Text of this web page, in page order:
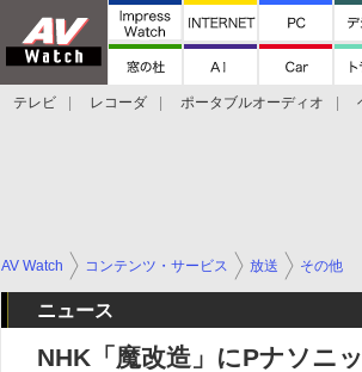
テレビ レコーダ ポータブルオーディオ
AV Watch コンテンツ・サービス 放送 その他
ニュース
NHK「魔改造」にPナソニ